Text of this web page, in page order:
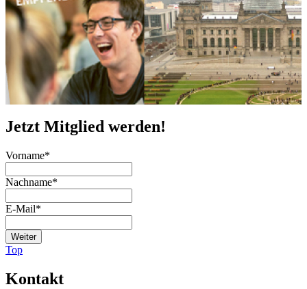
Jetzt Mitglied werden!
Vorname*
Nachname*
E-Mail*
Weiter
Top
Kontakt